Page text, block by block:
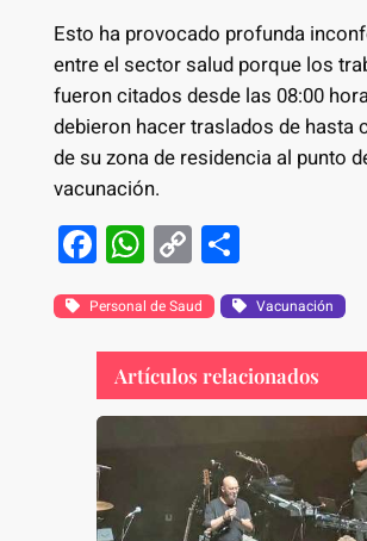
Esto ha provocado profunda
entre el sector salud porque los
fueron citados desde las 08:00
debieron hacer traslados de hasta
de su zona de residencia al punto
vacunación.
F
a
c
e
b
o
o
k
W
h
at
s
A
p
C
o
p
y
Li
n
k
S
h
ar
e
Personal de Saud Vacunación
Artículos relacionados